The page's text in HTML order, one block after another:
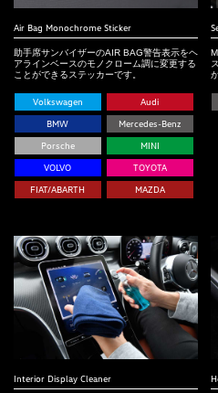
Air Bag Monochrome Sticker
助手席サンバイザーのAIR BAG警告表示をヘ
アラインベースのモノクローム調に変更する
ことができるステッカーです。
Volkswagen Audi
BMW Mercedes-Benz
Porsche MINI
VOLVO TOYOTA
FIAT/ABARTH MAZDA
Interior Display Cleaner